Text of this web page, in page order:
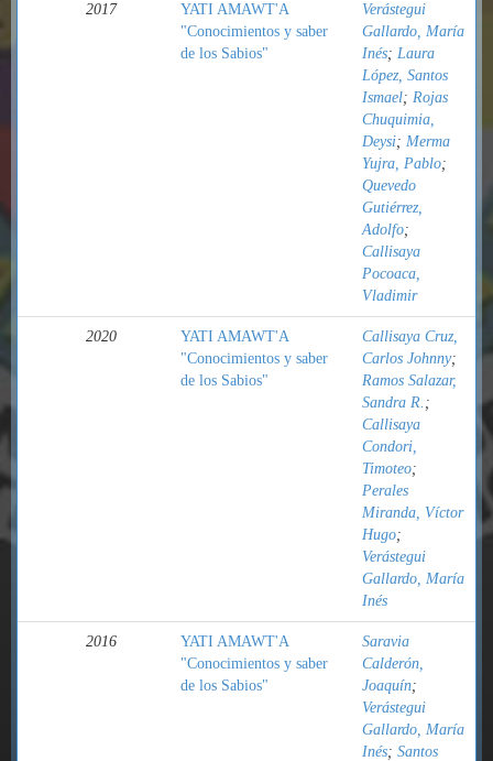
2017
YATI AMAWT'A
"Conocimientos y saber
de los Sabios"
Verástegui
Gallardo, María
Inés; Laura
López, Santos
Ismael; Rojas
Chuquimia,
Deysi; Merma
Yujra, Pablo;
Quevedo
Gutiérrez,
Adolfo;
Callisaya
Pocoaca,
Vladimir
2020
YATI AMAWT'A
"Conocimientos y saber
de los Sabios"
Callisaya Cruz,
Carlos Johnny;
Ramos Salazar,
Sandra R. ;
Callisaya
Condori,
Timoteo;
Perales
Miranda, Víctor
Hugo;
Verástegui
Gallardo, María
Inés
2016
YATI AMAWT'A
"Conocimientos y saber
de los Sabios"
Saravia
Calderón,
Joaquín;
Verástegui
Gallardo, María
Inés; Santos